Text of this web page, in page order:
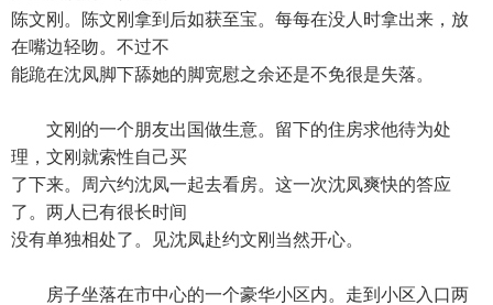
陈文刚。陈文刚拿到后如获至宝。每每在没人时拿出来，放
在嘴边轻吻。不过不
能跪在沈凤脚下舔她的脚宽慰之余还是不免很是失落。
文刚的一个朋友出国做生意。留下的住房求他待为处
理，文刚就索性自己买
了下来。周六约沈凤一起去看房。这一次沈凤爽快的答应
了。两人已有很长时间
没有单独相处了。见沈凤赴约文刚当然开心。
房子坐落在市中心的一个豪华小区内。走到小区入口两